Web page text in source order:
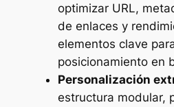
optimizar URL,
de enlaces y
elementos clave
posicionamiento en
Personalización
estructura modular,